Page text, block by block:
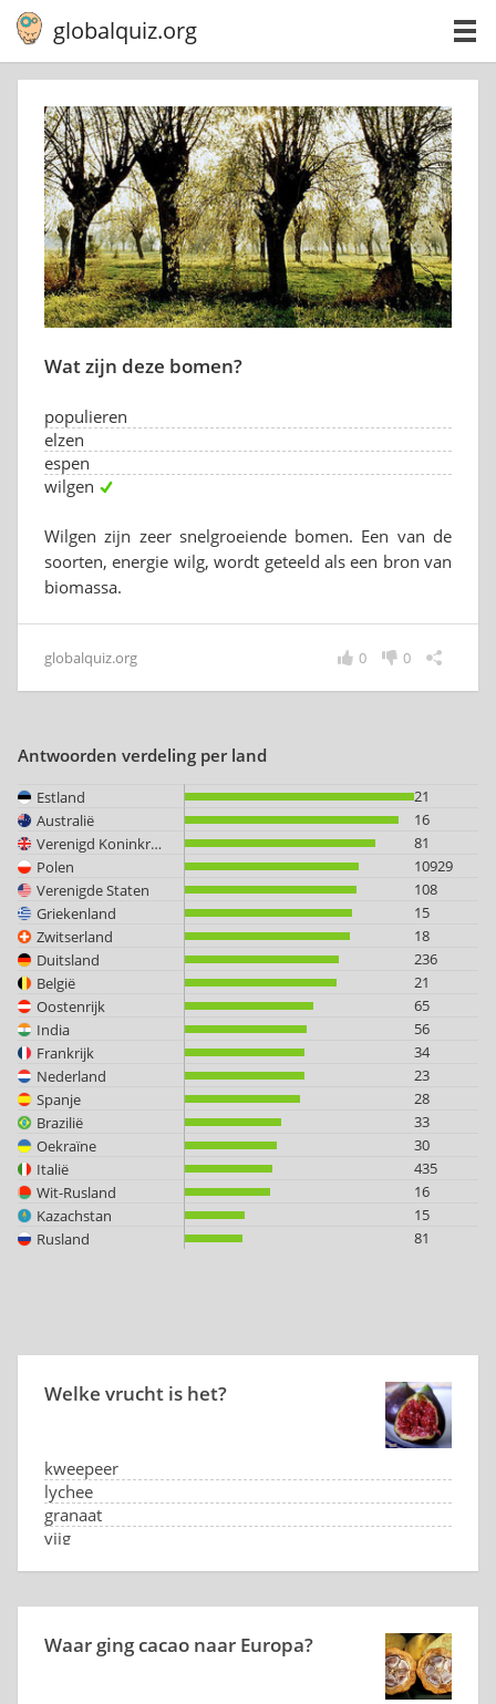
globalquiz.org
Wat zijn deze bomen?
populieren
elzen
espen
wilgen
Wilgen zijn zeer snelgroeiende bomen. Een van de
soorten, energie wilg, wordt geteeld als een bron van
biomassa.
globalquiz.org 0
0
Antwoorden verdeling per land
Estland
21
Australië
16
Verenigd Koninkrijk
81
Polen
10929
Verenigde Staten
108
Griekenland
15
Zwitserland
18
Duitsland
236
België
21
Oostenrijk
65
India
56
Frankrijk
34
Nederland
23
Spanje
28
Brazilië
33
Oekraïne
30
Italië
435
Wit-Rusland
16
Kazachstan
15
Rusland
81
Welke vrucht is het?
kweepeer
lychee
granaat
vijg
Waar ging cacao naar Europa?